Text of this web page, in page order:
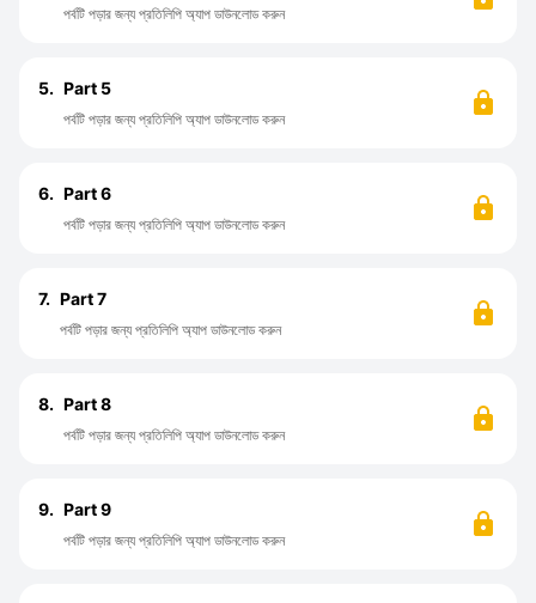
পর্বটি পড়ার জন্য প্রতিলিপি অ্যাপ ডাউনলোড করুন
5. Part 5
পর্বটি পড়ার জন্য প্রতিলিপি অ্যাপ ডাউনলোড করুন
6. Part 6
পর্বটি পড়ার জন্য প্রতিলিপি অ্যাপ ডাউনলোড করুন
7. Part 7
পর্বটি পড়ার জন্য প্রতিলিপি অ্যাপ ডাউনলোড করুন
8. Part 8
পর্বটি পড়ার জন্য প্রতিলিপি অ্যাপ ডাউনলোড করুন
9. Part 9
পর্বটি পড়ার জন্য প্রতিলিপি অ্যাপ ডাউনলোড করুন